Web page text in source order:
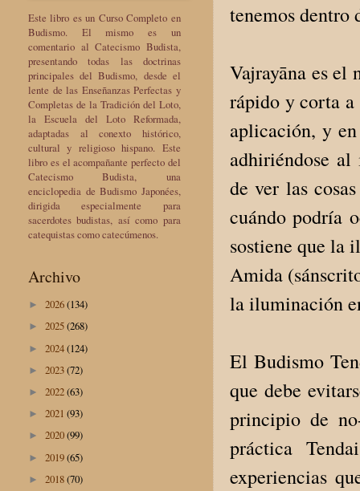
tenemos dentro
Vajrayāna es el
rápido y corta a
aplicación, y
adhiriéndose
de ver las
cuándo podría
sostiene que la
Amida
la iluminación
El Budismo
que debe
principio de
práctica
experiencias
Este libro es un Curso Completo en
Budismo. El mismo es un
comentario al Catecismo Budista,
presentando todas las doctrinas
principales del Budismo, desde el
lente de las Enseñanzas Perfectas y
Completas de la Tradición del Loto,
la Escuela del Loto Reformada,
adaptadas al conexto histórico,
cultural y religioso hispano. Este
libro es el acompañante perfecto del
Catecismo Budista, una
enciclopedia de Budismo Japonées,
dirigida especialmente para
sacerdotes budistas, así como para
catequistas como catecúmenos.
Archivo
► 2026(134)
► 2025(268)
► 2024(124)
► 2023(72)
► 2022(63)
► 2021 (93)
► 2020(99)
► 2019(65)
► 2018(70)